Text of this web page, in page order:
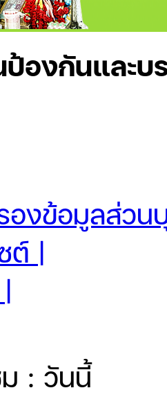
ป้องกันและบ
องข้อมูลส่วน
ต์ |
ม : วันนี้